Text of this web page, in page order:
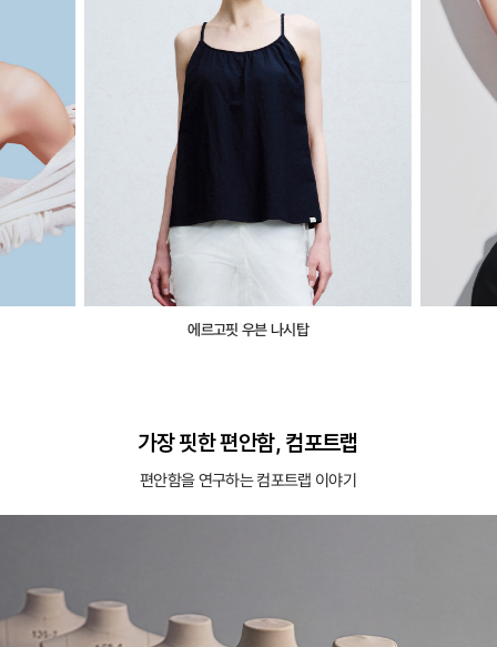
에르고핏 우븐 나시탑
가장 핏한 편안함, 컴포트랩
편안함을 연구하는 컴포트랩 이야기